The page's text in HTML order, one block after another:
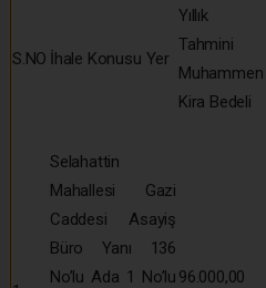
S.NO İhale Konusu Yer
Yıllık
Tahmini
Muhammen
Kira Bedeli
Selahattin
Mahallesi Gazi
Caddesi Asayiş
Büro Yanı 136
No’lu Ada 1 No’lu 96.000,00